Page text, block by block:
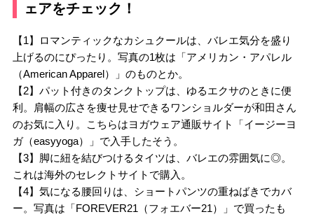
ェアをチェック！
【1】ロマンティックなカシュクールは、バレエ気分を盛り
上げるのにぴったり。写真の1枚は「アメリカン・アパレル
（American Apparel）」のものとか。
【2】パット付きのタンクトップは、ゆるエクサのときに便
利。肩幅の広さを痩せ見せできるワンショルダーが和田さん
のお気に入り。こちらはヨガウェア通販サイト「イージーヨ
ガ（easyyoga）」で入手したそう。
【3】脚に紐を結びつけるタイツは、バレエの雰囲気に◎。
これは海外のセレクトサイトで購入。
【4】気になる腰回りは、ショートパンツの重ねばきでカバ
ー。写真は「FOREVER21（フォエバー21）」で買ったも